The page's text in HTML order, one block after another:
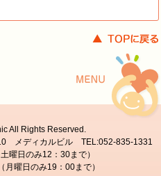
All Rights Reserved.
メディカルビル TEL:052-835-1331
日のみ12：30まで）
のみ19：00まで）